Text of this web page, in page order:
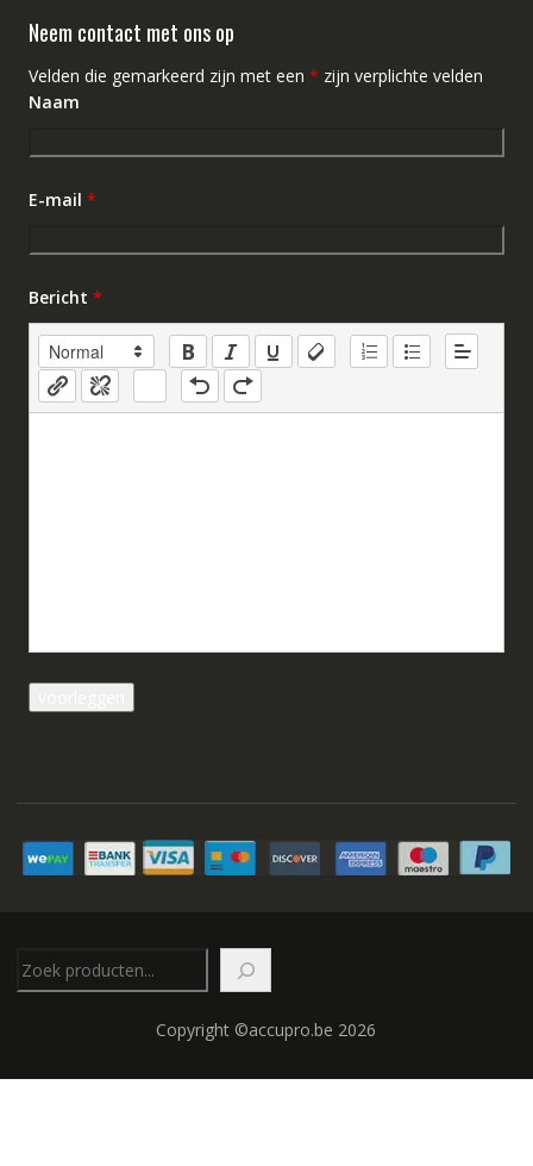
Neem contact met ons op
Velden die gemarkeerd zijn met een * zijn verplichte velden
Naam
E-mail *
Bericht *
Copyright ©accupro.be 2026